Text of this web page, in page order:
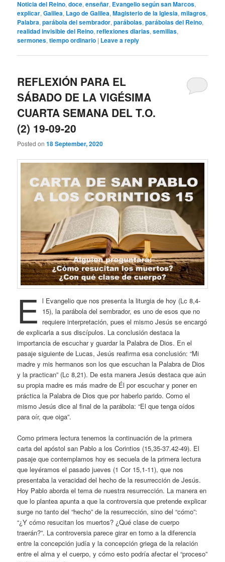
Noticia del Reino,doce,enseñar, Evangelio según san Marcos,
explicar,Galilea, Lago de Galilea,Magisterio de la Iglesia,milagros,
Palabra,parábola del sembrador,parábolas,parábolas del Reino,
realidad invisible del Reino,reflexiones diarias,semillas,
sermones,tiempo ordinario | Leave a reply
REFLEXIÓN PARA EL
SÁBADO DE LA VIGÉSIMA
CUARTA SEMANA DEL T.O.
(2) 19-09-20
Posted on18 September, 2020
E l Evangelio que nos presenta la liturgia de hoy (Lc 8,4-
15), la parábola del sembrador, es uno de esos que no
requiere interpretación, pues el mismo Jesús se encargó
de explicarla a sus discípulos. La conclusión destaca la
importancia de escuchar y guardar la Palabra de Dios. En el
pasaje siguiente de Lucas, Jesús reafirma esa conclusión: “Mi
madre y mis hermanos son los que escuchan la Palabra de Dios
y la practican” (Lc 8,21). De esta manera Jesús destaca que aún
su propia madre es más madre de Él por escuchar y poner en
práctica la Palabra de Dios que por haberlo parido. Como el
mismo Jesús dice al final de la parábola: “El que tenga oídos
para oír, que oiga”.
Como primera lectura tenemos la continuación de la primera
carta del apóstol san Pablo a los Corintios (15,35-37.42-49). El
pasaje que contemplamos hoy es secuela de la primera lectura
que leyéramos el pasado jueves (1 Cor 15,1-11), que nos
presentaba la veracidad del hecho de la resurrección de Jesús.
Hoy Pablo aborda el tema de nuestra resurrección. La manera en
que lo plantea apunta a que la controversia que pretende explicar
surge no tanto del “hecho” de la resurrección, sino del “cómo”:
“¿Y cómo resucitan los muertos? ¿Qué clase de cuerpo
traerán?”. La controversia parece girar en torno a la diferencia
entre la concepción judía y la concepción griega de la relación
entre el alma y el cuerpo, y cómo esto podría afectar el “proceso”